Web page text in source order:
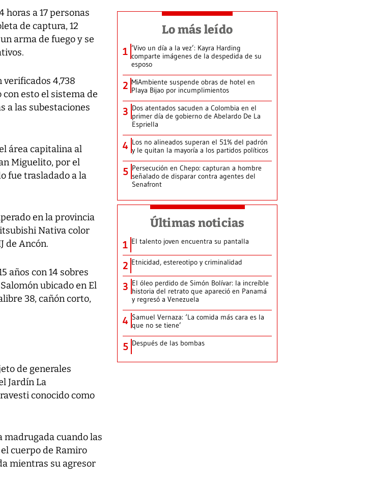
horas a 17 personas
de captura, 12
arma de fuego y se
verificados 4,738
esto el sistema de
a las subestaciones
área capitalina al
Miguelito, por el
fue trasladado a la
en la provincia
Nativa color
de Ancón.
años con 14 sobres
ubicado en El
38, cañón corto,
de generales
Jardín La
conocido como
madrugada cuando las
cuerpo de Ramiro
mientras su agresor
Lo más leído
1 ‘Vivo un día a la vez’: Kayra Harding
comparte imágenes de la despedida de su
esposo
2 MiAmbiente suspende obras de hotel en
Playa Bijao por incumplimientos
3 Dos atentados sacuden a Colombia en el
primer día de gobierno de Abelardo De La
Espriella
4 Los no alineados superan el 51% del padrón
y le quitan la mayoría a los partidos políticos
5 Persecución en Chepo: capturan a hombre
señalado de disparar contra agentes del
Senafront
Últimas noticias
1 El talento joven encuentra su pantalla​
2 Etnicidad, estereotipo y criminalidad
3 El óleo perdido de Simón Bolívar: la increíble
historia del retrato que apareció en Panamá
y regresó a Venezuela
4 Samuel Vernaza: ‘La comida más cara es la
que no se tiene’
5 Después de las bombas